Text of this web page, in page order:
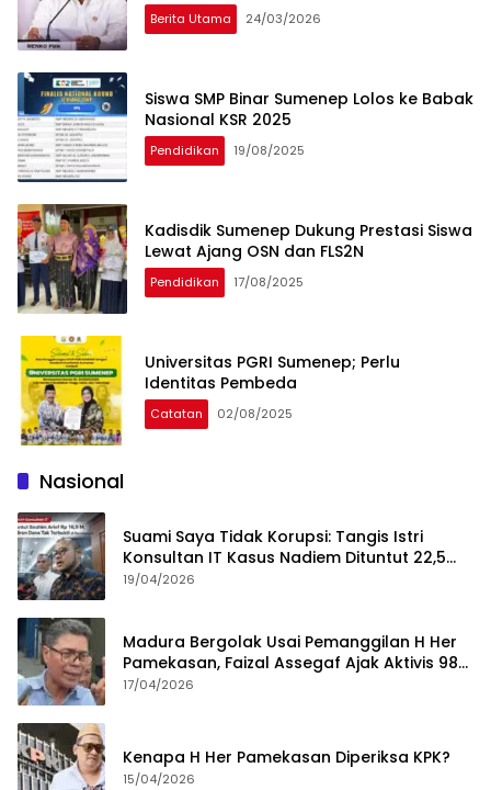
Berita Utama 24/03/2026
Siswa SMP Binar Sumenep Lolos ke Babak
Nasional KSR 2025
Pendidikan 19/08/2025
Kadisdik Sumenep Dukung Prestasi Siswa
Lewat Ajang OSN dan FLS2N
Pendidikan 17/08/2025
Universitas PGRI Sumenep; Perlu
Identitas Pembeda
Catatan 02/08/2025
Nasional
Suami Saya Tidak Korupsi: Tangis Istri
Konsultan IT Kasus Nadiem Dituntut 22,5
Tahun
19/04/2026
Madura Bergolak Usai Pemanggilan H Her
Pamekasan, Faizal Assegaf Ajak Aktivis 98
Bongkar Permainan KPK
17/04/2026
Kenapa H Her Pamekasan Diperiksa KPK?
15/04/2026